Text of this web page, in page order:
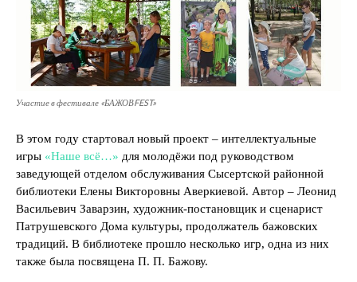
Участие в фестивале «БАЖОВFEST»
В этом году стартовал новый проект – интеллектуальные
игры «Наше всё…» для молодёжи под руководством
заведующей отделом обслуживания Сысертской районной
библиотеки Елены Викторовны Аверкиевой. Автор – Леонид
Васильевич Заварзин, художник-постановщик и сценарист
Патрушевского Дома культуры, продолжатель бажовских
традиций. В библиотеке прошло несколько игр, одна из них
также была посвящена П. П. Бажову.